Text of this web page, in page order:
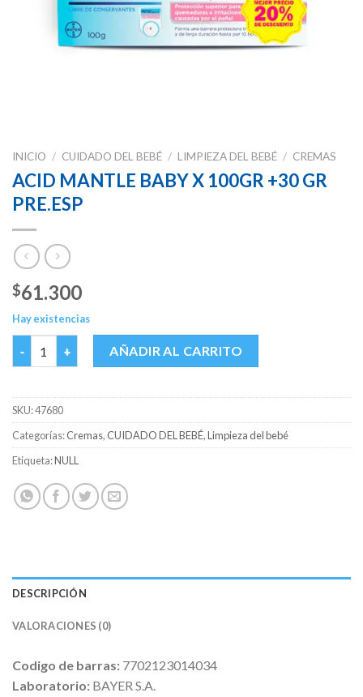
INICIO / CUIDADO DEL BEBÉ / LIMPIEZA DEL BEBÉ / CREMAS
ACID MANTLE BABY X 100GR +30 GR
PRE.ESP
$61.300
Hay existencias
ACID MANTLE BABY X 100GR +30 GR PRE.ESP cantidad
AÑADIR AL CARRITO
SKU:47680
Categorías:Cremas, CUIDADO DEL BEBÉ,Limpieza del bebé
Etiqueta:NULL
DESCRIPCIÓN
VALORACIONES (0)
Codigo de barras: 7702123014034
Laboratorio: BAYER S.A.